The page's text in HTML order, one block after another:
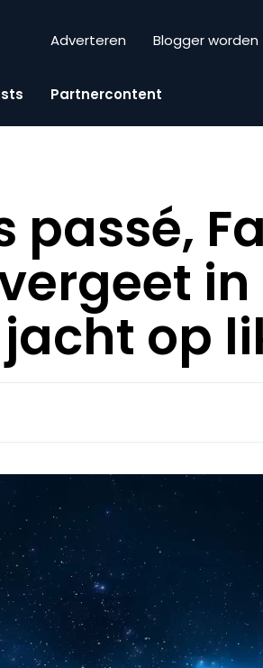
Adverteren Blogger worden
Partnercontent
passé,
in
op